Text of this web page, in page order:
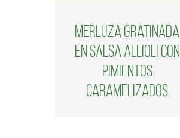
Merluza gratinada
en salsa Allioli con
pimientos
caramelizados